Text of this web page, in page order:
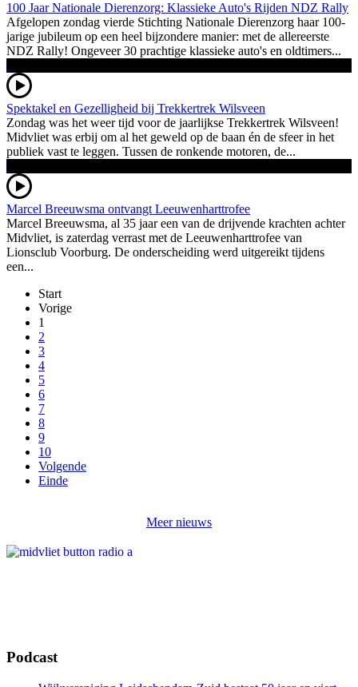
100 Jaar Nationale Dierenzorg: Klassieke Auto's Rijden NDZ Rally
Afgelopen zondag vierde Stichting Nationale Dierenzorg haar 100-
jarige jubileum op een heel bijzondere manier: met de allereerste
NDZ Rally! Ongeveer 30 prachtige klassieke auto's en oldtimers...
Spektakel en Gezelligheid bij Trekkertrek Wilsveen
Zondag was het weer tijd voor de jaarlijkse Trekkertrek Wilsveen!
Midvliet was erbij om al het geweld op de baan én de sfeer in het
publiek vast te leggen. Tussen de ronkende motoren, de...
Marcel Breeuwsma ontvangt Leeuwenharttrofee
Marcel Breeuwsma, al 35 jaar een van de drijvende krachten achter
Midvliet, is zaterdag verrast met de Leeuwenharttrofee van
Lionsclub Voorburg. De onderscheiding werd uitgereikt tijdens
een...
Start
Vorige
1
2
3
4
5
6
7
8
9
10
Volgende
Einde
Meer nieuws
Podcast